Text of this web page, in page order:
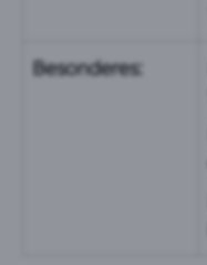
Besonderes: